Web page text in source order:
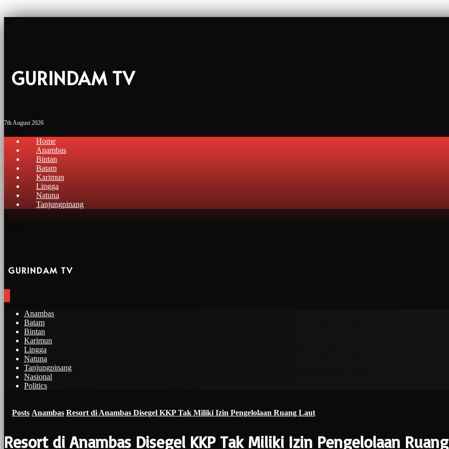
GURINDAM TV
7th August 2026
Home
Anambas
Bintan
Batam
Karimun
Lingga
Natuna
Tanjungpinang
GURINDAM TV
Anambas
Batam
Bintan
Karimun
Lingga
Natuna
Tanjungpinang
Nasional
Politics
Posts Anambas Resort di Anambas Disegel KKP Tak Miliki Izin Pengelolaan Ruang Laut
Resort di Anambas Disegel KKP Tak Miliki Izin Pengelolaan